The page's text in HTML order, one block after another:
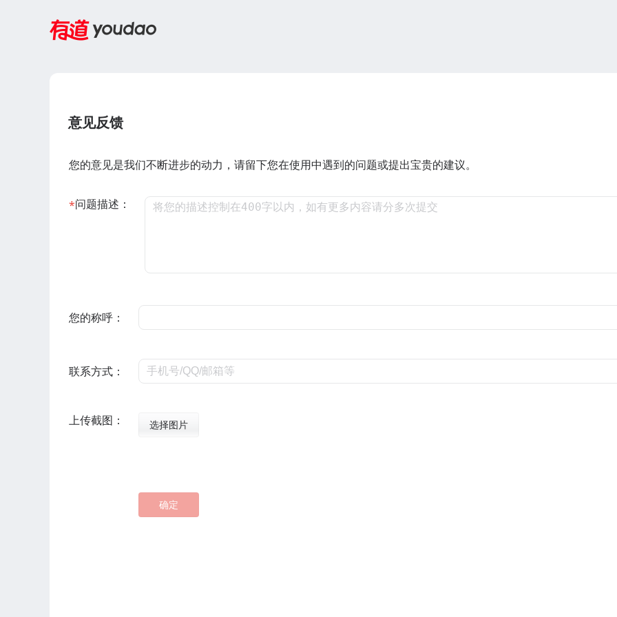
意见反馈
您的意见是我们不断进步的动力，请留下您在使用中遇到的问题或提出宝贵的建议。
问题描述：
您的称呼：
联系方式：
上传截图： 选择图片
确定